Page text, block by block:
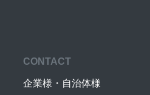
CONTACT
企業様・自治体様